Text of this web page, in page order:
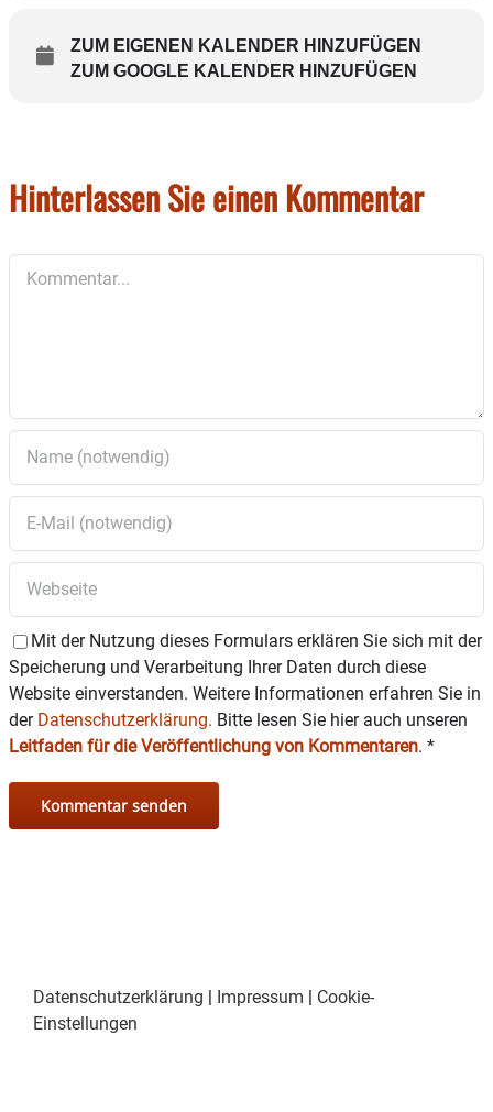
ZUM EIGENEN KALENDER HINZUFÜGEN
ZUM GOOGLE KALENDER HINZUFÜGEN
Hinterlassen Sie einen Kommentar
Mit der Nutzung dieses Formulars erklären Sie sich mit der
Speicherung und Verarbeitung Ihrer Daten durch diese
Website einverstanden. Weitere Informationen erfahren Sie in
der Datenschutzerklärung. Bitte lesen Sie hier auch unseren
Leitfaden für die Veröffentlichung von Kommentaren. *
Datenschutzerklärung | Impressum | Cookie-
Einstellungen